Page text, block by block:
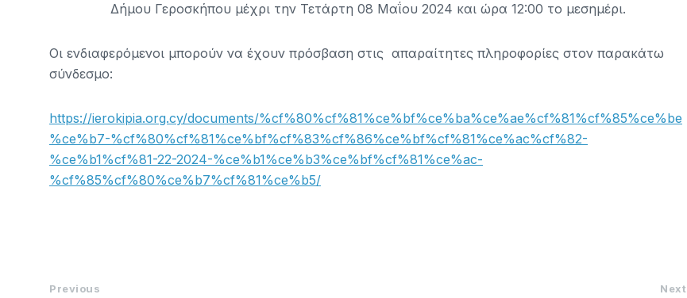
Δήμου Γεροσκήπου μέχρι την Τετάρτη 08 Μαΐου 2024 και ώρα 12:00 το μεσημέρι.
Οι ενδιαφερόμενοι μπορούν να έχουν πρόσβαση στις απαραίτητες πληροφορίες στον παρακάτω
σύνδεσμο:
https://ierokipia.org.cy/documents/%cf%80%cf%81%ce%bf%ce%ba%ce%ae%cf%81%cf%85%ce%be
%ce%b7-%cf%80%cf%81%ce%bf%cf%83%cf%86%ce%bf%cf%81%ce%ac%cf%82-
%ce%b1%cf%81-22-2024-%ce%b1%ce%b3%ce%bf%cf%81%ce%ac-
%cf%85%cf%80%ce%b7%cf%81%ce%b5/
Previous Next